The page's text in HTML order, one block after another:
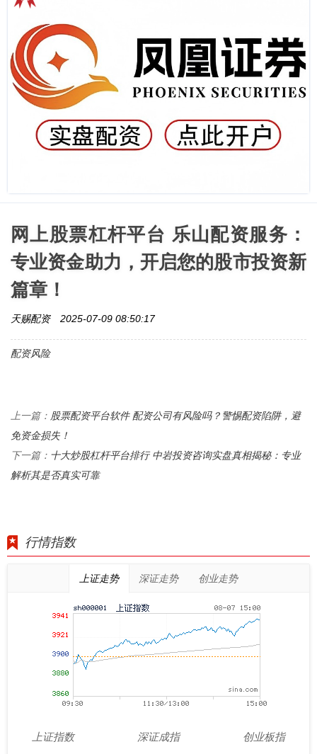
网上股票杠杆平台 乐山配资服务：
专业资金助力，开启您的股市投资新
篇章！
天赐配资 2025-07-09 08:50:17
配资风险
上一篇： 股票配资平台软件 配资公司有风险吗？警惕配资陷阱，避
免资金损失！
下一篇： 十大炒股杠杆平台排行 中岩投资咨询实盘真相揭秘：专业
解析其是否真实可靠
行情指数
上证走势 深证走势 创业走势
上证指数
深证成指
创业板指